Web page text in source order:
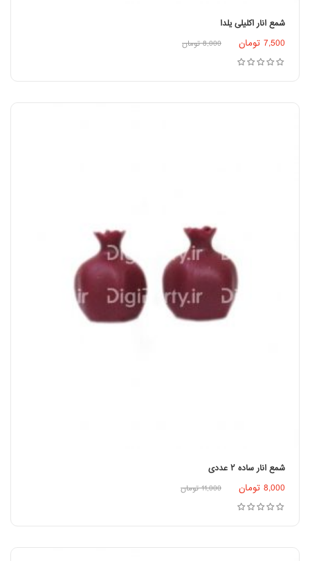
شمع انار اکلیلی یلدا
7,500 تومان 8,000 تومان
شمع انار ساده ۲ عددی
8,000 تومان 11,000 تومان